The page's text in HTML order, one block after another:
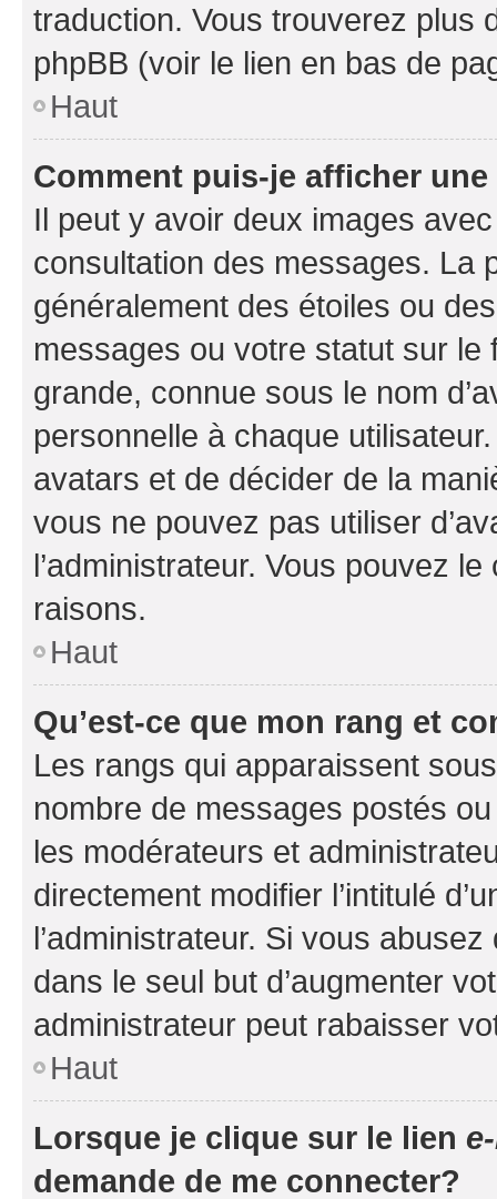
traduction. Vous trouverez plus
phpBB (voir le lien en bas de
Haut
Comment puis-je afficher
Il peut y avoir deux images
consultation des messages. La
généralement des étoiles ou
messages ou votre statut sur
grande, connue sous le nom
personnelle à chaque utilisateur.
avatars et de décider de la
vous ne pouvez pas utiliser
l’administrateur. Vous pouvez
raisons.
Haut
Qu’est-ce que mon rang et
Les rangs qui apparaissent
nombre de messages postés
les modérateurs et
directement modifier l’intitulé
l’administrateur. Si vous
dans le seul but d’augmenter
administrateur peut rabaisser
Haut
Lorsque je clique sur le lien
demande de me connecter?